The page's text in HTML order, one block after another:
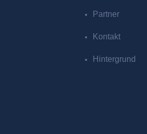
Partner
Kontakt
Hintergrund